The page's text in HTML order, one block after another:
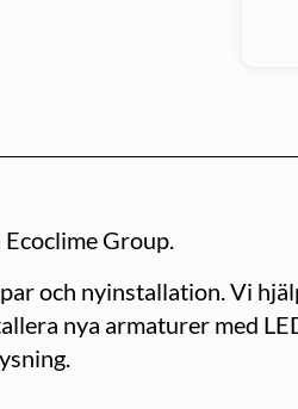
Group.
och nyinstallation. Vi
nya armaturer med